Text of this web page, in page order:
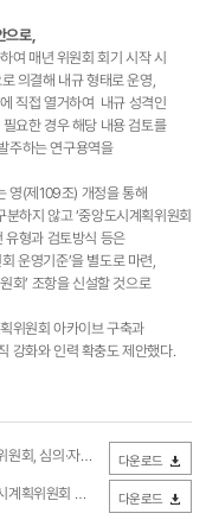
으로,
여 매년 위원회 회기 시작 시
의결해 내규 형태로 운영,
직접 열거하여 내규 성격인
필요한 경우 해당 내용 검토를
주하는 연구용역을
영(제109조) 개정을 통해
하지 않고 ‘중앙도시계획위원회
유형과 검토방식 등은
운영기준’을 별도로 마련,
회’ 조항을 신설할 것으로
위원회 아카이브 구축과
강화와 인력 확충도 제안했다.
영 개선 필요 (국토연구원).hwp 다운로드
방안(국토연구원).pdf 다운로드